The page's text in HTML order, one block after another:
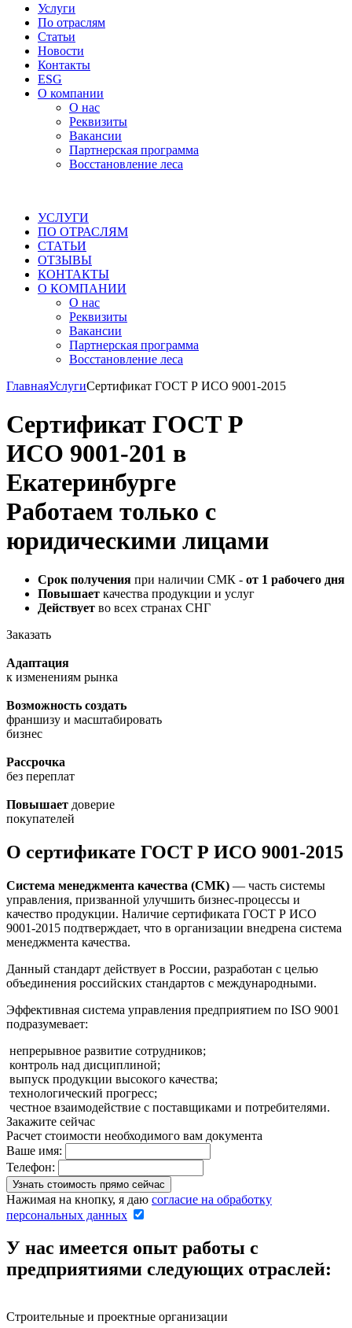
Услуги
По отраслям
Статьи
Новости
Контакты
ESG
О компании
О нас
Реквизиты
Вакансии
Партнерская программа
Восстановление леса
УСЛУГИ
ПО ОТРАСЛЯМ
СТАТЬИ
ОТЗЫВЫ
КОНТАКТЫ
О КОМПАНИИ
О нас
Реквизиты
Вакансии
Партнерская программа
Восстановление леса
ГлавнаяУслугиСертификат ГОСТ Р ИСО 9001-2015
Сертификат ГОСТ Р
ИСО 9001-201 в
Екатеринбурге
Работаем только с
юридическими лицами
Срок получения при наличии СМК - от 1 рабочего дня
Повышает качества продукции и услуг
Действует во всех странах СНГ
Заказать
Адаптация
к изменениям рынка
Возможность создать
франшизу и масштабировать
бизнес
Рассрочка
без переплат
Повышает доверие
покупателей
О сертификате ГОСТ Р ИСО 9001-2015
Система менеджмента качества (СМК) — часть системы
управления, призванной улучшить бизнес-процессы и
качество продукции. Наличие сертификата ГОСТ Р ИСО
9001-2015 подтверждает, что в организации внедрена система
менеджмента качества.
Данный стандарт действует в России, разработан с целью
объединения российских стандартов с международными.
Эффективная система управления предприятием по ISO 9001
подразумевает:
непрерывное развитие сотрудников;
контроль над дисциплиной;
выпуск продукции высокого качества;
технологический прогресс;
честное взаимодействие с поставщиками и потребителями.
Закажите сейчас
Расчет стоимости необходимого вам документа
Ваше имя:
Телефон:
Нажимая на кнопку, я даю согласие на обработку
персональных данных
У нас имеется опыт работы с
предприятиями следующих отраслей:
Строительные и проектные организации